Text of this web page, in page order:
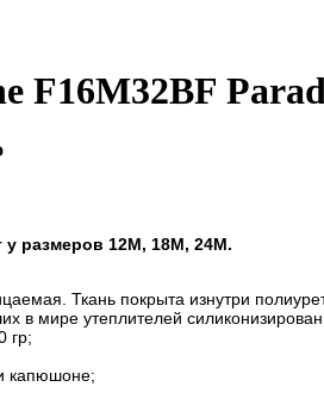
F16M32BF
размеров 12M, 18M, 24M.
Ткань покрыта изнутри
в мире утеплителей
гр;
капюшоне;